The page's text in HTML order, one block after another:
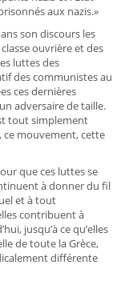
aux nazis.»
son discours les
ouvrière et des
luttes des
des communistes au
ces dernières
adversaire de taille.
tout simplement
ce mouvement, cette
que ces luttes se
à donner du fil
et à tout
contribuent à
jusqu’à ce qu’elles
de toute la Grèce,
différente